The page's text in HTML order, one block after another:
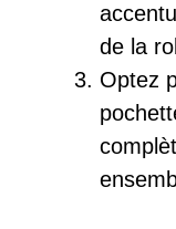
de la
Optez